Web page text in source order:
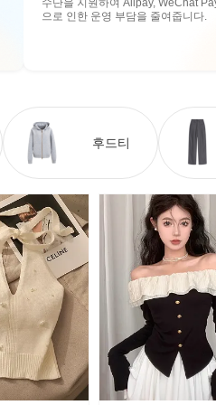
수단을 지원하여 Alipay, WeChat
으로 인한 운영 부담을 줄여줍니다.
후드티